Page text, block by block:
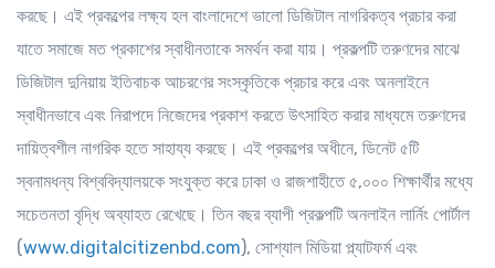
করছে। এই প্রকল্পের লক্ষ্য হল বাংলাদেশে ভালো ডিজিটাল নাগরিকত্ব প্রচার করা
যাতে সমাজে মত প্রকাশের স্বাধীনতাকে সমর্থন করা যায়। প্রকল্পটি তরুণদের মাঝে
ডিজিটাল দুনিয়ায় ইতিবাচক আচরণের সংস্কৃতিকে প্রচার করে এবং অনলাইনে
স্বাধীনভাবে এবং নিরাপদে নিজেদের প্রকাশ করতে উৎসাহিত করার মাধ্যমে তরুণদের
দায়িত্বশীল নাগরিক হতে সাহায্য করছে। এই প্রকল্পের অধীনে, ডিনেট ৫টি
স্বনামধন্য বিশ্ববিদ্যালয়কে সংযুক্ত করে ঢাকা ও রাজশাহীতে ৫,০০০ শিক্ষার্থীর মধ্যে
সচেতনতা বৃদ্ধি অব্যাহত রেখেছে। তিন বছর ব্যাপী প্রকল্পটি অনলাইন লার্নিং পোর্টাল
(www.digitalcitizenbd.com), সোশ্যাল মিডিয়া প্ল্যাটফর্ম এবং